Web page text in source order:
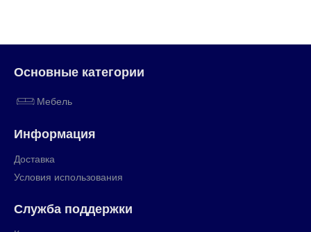
Основные категории
Мебель
Информация
Доставка
Условия использования
Служба поддержки